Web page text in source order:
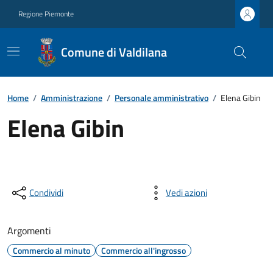
Regione Piemonte
Comune di Valdilana
Home / Amministrazione / Personale amministrativo / Elena Gibin
Elena Gibin
Condividi Vedi azioni
Argomenti
Commercio al minuto
Commercio all'ingrosso